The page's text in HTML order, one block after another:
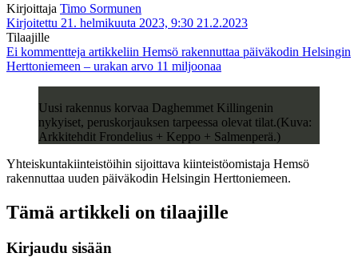
Kirjoittaja Timo Sormunen
Kirjoitettu 21. helmikuuta 2023, 9:30 21.2.2023
Tilaajille
Ei kommentteja artikkeliin Hemsö rakennuttaa päiväkodin Helsingin
Herttoniemeen – urakan arvo 11 miljoonaa
Uusi rakennus korvaa Daghemmet Killingenin
nykyiset, peruskorjauksen tarpeessa olevat tilat.(Kuva:
Arkkitehdit Frondelius + Keppo + Salmenperä.)
Yhteiskuntakiinteistöihin sijoittava kiinteistöomistaja Hemsö
rakennuttaa uuden päiväkodin Helsingin Herttoniemeen.
Tämä artikkeli on tilaajille
Kirjaudu sisään